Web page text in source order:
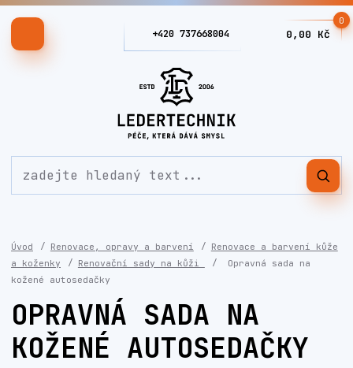
+420 737668004
0
0,00 Kč
Úvod Renovace, opravy a barvení
Renovace a barvení kůže
a koženky
Renovační sady na kůži
Opravná sada na
kožené autosedačky
OPRAVNÁ SADA NA
KOŽENÉ AUTOSEDAČKY